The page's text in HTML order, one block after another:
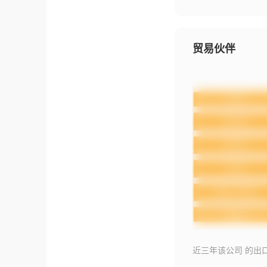
贸易伙伴
近三年该公司 的出